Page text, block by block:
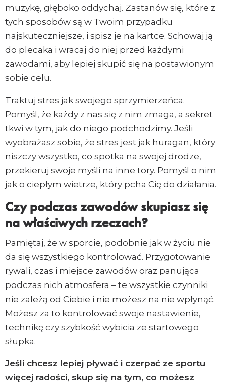
muzykę, głęboko oddychaj. Zastanów się, które z
tych sposobów są w Twoim przypadku
najskuteczniejsze, i spisz je na kartce. Schowaj ją
do plecaka i wracaj do niej przed każdymi
zawodami, aby lepiej skupić się na postawionym
sobie celu.
Traktuj stres jak swojego sprzymierzeńca.
Pomyśl, że każdy z nas się z nim zmaga, a sekret
tkwi w tym, jak do niego podchodzimy. Jeśli
wyobrażasz sobie, że stres jest jak huragan, który
niszczy wszystko, co spotka na swojej drodze,
przekieruj swoje myśli na inne tory. Pomyśl o nim
jak o ciepłym wietrze, który pcha Cię do działania.
Czy podczas zawodów skupiasz się
na właściwych rzeczach?
Pamiętaj, że w sporcie, podobnie jak w życiu nie
da się wszystkiego kontrolować. Przygotowanie
rywali, czas i miejsce zawodów oraz panująca
podczas nich atmosfera – te wszystkie czynniki
nie zależą od Ciebie i nie możesz na nie wpłynąć.
Możesz za to kontrolować swoje nastawienie,
technikę czy szybkość wybicia ze startowego
słupka.
Jeśli chcesz lepiej pływać i czerpać ze sportu
więcej radości, skup się na tym, co możesz